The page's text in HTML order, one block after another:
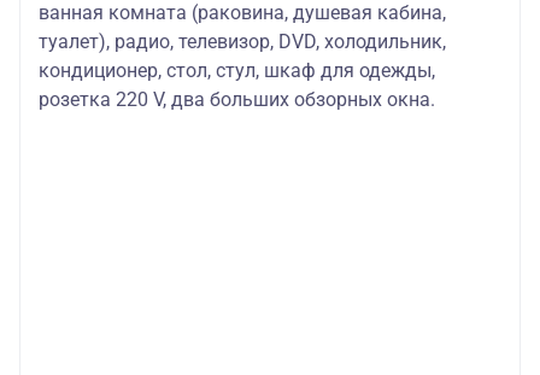
ванная комната (раковина, душевая кабина,
туалет), радио, телевизор, DVD, холодильник,
кондиционер, стол, стул, шкаф для одежды,
розетка 220 V, два больших обзорных окна.